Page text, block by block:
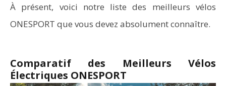
À présent, voici notre liste des meilleurs vélos
ONESPORT que vous devez absolument connaître.
Comparatif des Meilleurs Vélos
Électriques ONESPORT